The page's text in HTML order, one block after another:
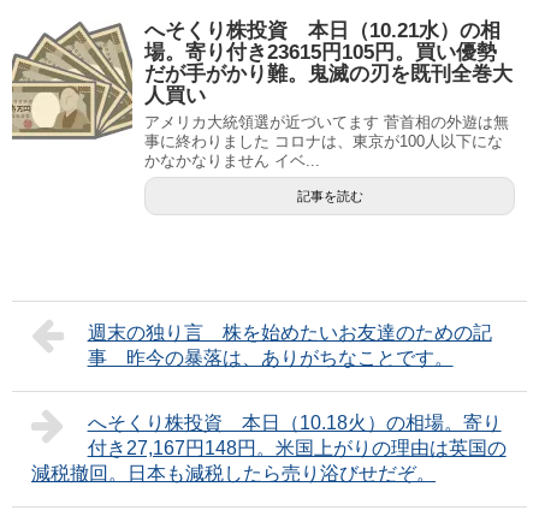
へそくり株投資 本日（10.21水）の相
場。寄り付き23615円105円。買い優勢
だが手がかり難。鬼滅の刃を既刊全巻大
人買い
アメリカ大統領選が近づいてます 菅首相の外遊は無
事に終わりました コロナは、東京が100人以下にな
かなかなりません イベ...
記事を読む
週末の独り言 株を始めたいお友達のための記
事 昨今の暴落は、ありがちなことです。
へそくり株投資 本日（10.18火）の相場。寄り
付き27,167円148円。米国上がりの理由は英国の
減税撤回。日本も減税したら売り浴びせだぞ。